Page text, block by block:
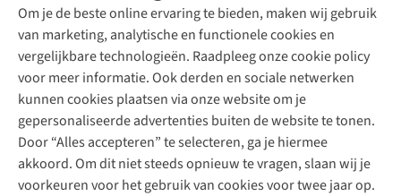
Om je de beste online ervaring te bieden, maken wij gebruik
van marketing, analytische en functionele cookies en
vergelijkbare technologieën. Raadpleeg onze cookie policy
voor meer informatie. Ook derden en sociale netwerken
kunnen cookies plaatsen via onze website om je
gepersonaliseerde advertenties buiten de website te tonen.
Door “Alles accepteren” te selecteren, ga je hiermee
akkoord. Om dit niet steeds opnieuw te vragen, slaan wij je
voorkeuren voor het gebruik van cookies voor twee jaar op.
Schoenherstelling
Kledingherstelling
Retouches
Voor bedrijven
Explore Academy
Explore Camp
Gear Check
Inspiratie & advies
Meld je aan voor de nieuwsbrief
Follow us